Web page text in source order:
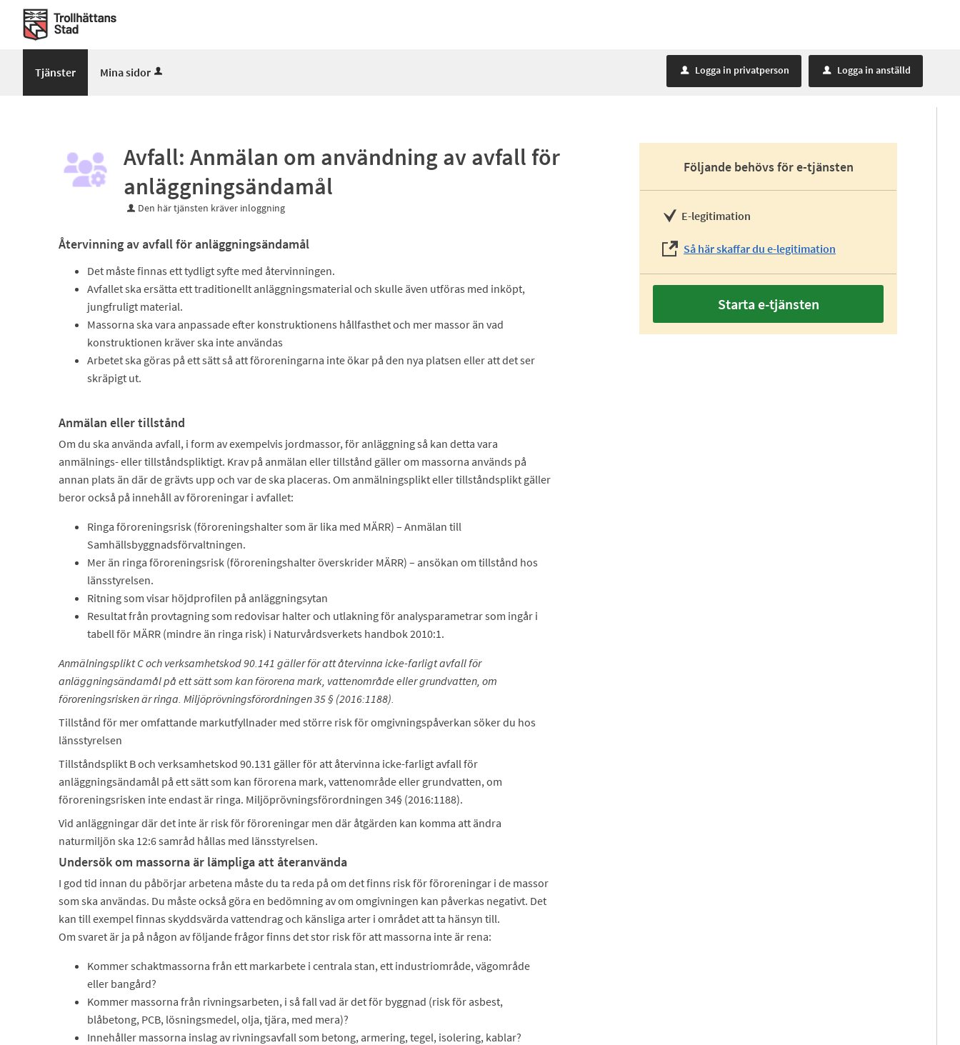
Välkommen
Mina
Tjänster Mina sidor u Logga in privatperson u Logga in anställd
Avfall: Anmälan om användning av avfall för
anläggningsändamål
Den här tjänsten kräver inloggning
Återvinning av avfall för anläggningsändamål
Det måste finnas ett tydligt syfte med återvinningen.
Avfallet ska ersätta ett traditionellt anläggningsmaterial och skulle även utföras med inköpt,
jungfruligt material.
Massorna ska vara anpassade efter konstruktionens hållfasthet och mer massor än vad
konstruktionen kräver ska inte användas
Arbetet ska göras på ett sätt så att föroreningarna inte ökar på den nya platsen eller att det ser
skräpigt ut.
Anmälan eller tillstånd
Om du ska använda avfall, i form av exempelvis jordmassor, för anläggning så kan detta vara
anmälnings- eller tillståndspliktigt. Krav på anmälan eller tillstånd gäller om massorna används på
annan plats än där de grävts upp och var de ska placeras. Om anmälningsplikt eller tillståndsplikt gäller
beror också på innehåll av föroreningar i avfallet:
Ringa föroreningsrisk (föroreningshalter som är lika med MÄRR) – Anmälan till
Samhällsbyggnadsförvaltningen.
Mer än ringa föroreningsrisk (föroreningshalter överskrider MÄRR) – ansökan om tillstånd hos
länsstyrelsen.
Ritning som visar höjdprofilen på anläggningsytan
Resultat från provtagning som redovisar halter och utlakning för analysparametrar som ingår i
tabell för MÄRR (mindre än ringa risk) i Naturvårdsverkets handbok 2010:1.
Anmälningsplikt C och verksamhetskod 90.141 gäller för att återvinna icke-farligt avfall för
anläggningsändamål på ett sätt som kan förorena mark, vattenområde eller grundvatten, om
föroreningsrisken är ringa. Miljöprövningsförordningen 35 § (2016:1188).
Tillstånd för mer omfattande markutfyllnader med större risk för omgivningspåverkan söker du hos
länsstyrelsen
Tillståndsplikt B och verksamhetskod 90.131 gäller för att återvinna icke-farligt avfall för
anläggningsändamål på ett sätt som kan förorena mark, vattenområde eller grundvatten, om
föroreningsrisken inte endast är ringa. Miljöprövningsförordningen 34§ (2016:1188).
Vid anläggningar där det inte är risk för föroreningar men där åtgärden kan komma att ändra
naturmiljön ska 12:6 samråd hållas med länsstyrelsen.
Undersök om massorna är lämpliga att återanvända
I god tid innan du påbörjar arbetena måste du ta reda på om det finns risk för föroreningar i de massor
som ska användas. Du måste också göra en bedömning av om omgivningen kan påverkas negativt. Det
kan till exempel finnas skyddsvärda vattendrag och känsliga arter i området att ta hänsyn till.
Om svaret är ja på någon av följande frågor finns det stor risk för att massorna inte är rena:
Kommer schaktmassorna från ett markarbete i centrala stan, ett industriområde, vägområde
eller bangård?
Kommer massorna från rivningsarbeten, i så fall vad är det för byggnad (risk för asbest,
blåbetong, PCB, lösningsmedel, olja, tjära, med mera)?
Innehåller massorna inslag av rivningsavfall som betong, armering, tegel, isolering, kablar?
Följande behövs för e-tjänsten
E-legitimation
Så här skaffar du e-legitimation
Starta e-tjänsten